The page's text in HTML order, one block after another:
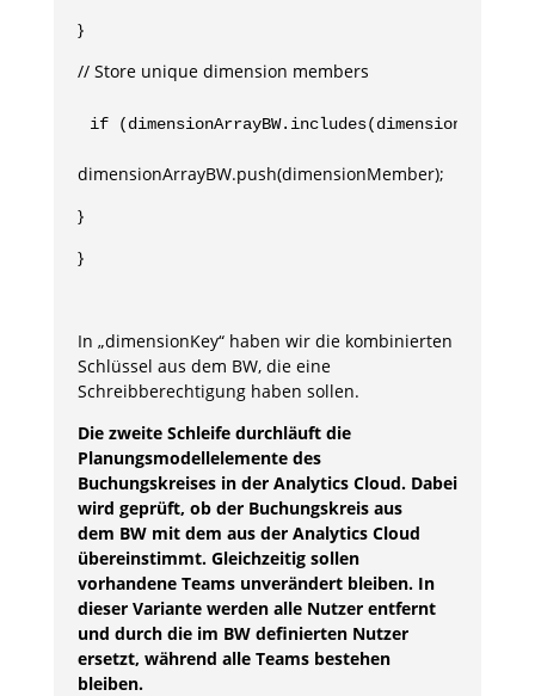
}
// Store unique dimension members
if
dimensionArrayBW.push(dimensionMember);
}
}
In „dimensionKey“ haben wir die kombinierten
Schlüssel aus dem BW, die eine
Schreibberechtigung haben sollen.
Die zweite Schleife durchläuft die
Planungsmodellelemente des
Buchungskreises in der Analytics Cloud. Dabei
wird geprüft, ob der Buchungskreis aus
dem BW mit dem aus der Analytics Cloud
übereinstimmt. Gleichzeitig sollen
vorhandene Teams unverändert bleiben. In
dieser Variante werden alle Nutzer entfernt
und durch die im BW definierten Nutzer
ersetzt, während alle Teams bestehen
bleiben.